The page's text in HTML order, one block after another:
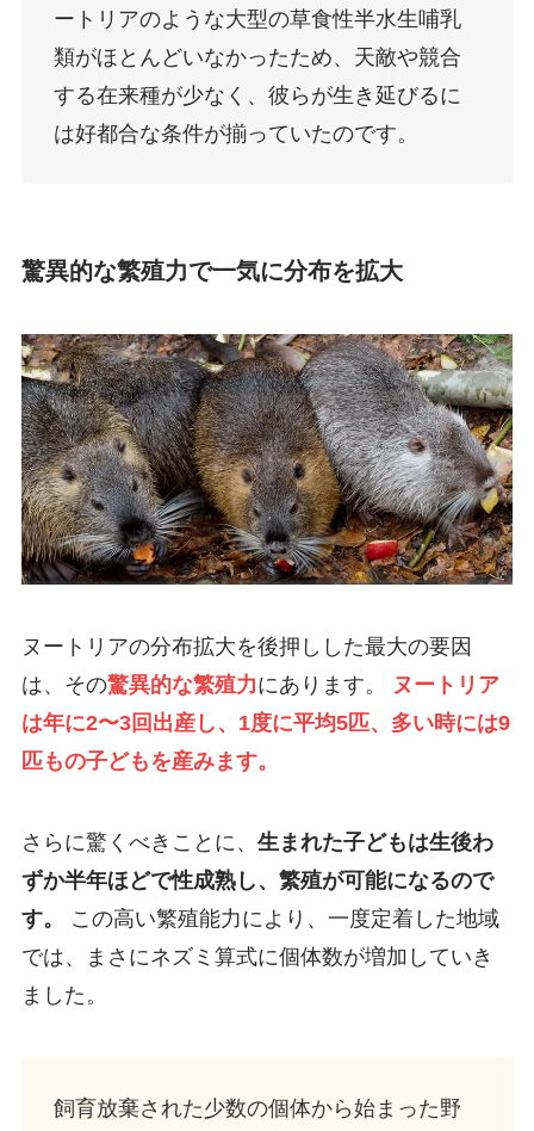
ートリアのような大型の草食性半水生哺乳
類がほとんどいなかったため、天敵や競合
する在来種が少なく、彼らが生き延びるに
は好都合な条件が揃っていたのです。
驚異的な繁殖力で一気に分布を拡大
ヌートリアの分布拡大を後押しした最大の要因
は、その驚異的な繁殖力にあります。
ヌートリア
は年に2〜3回出産し、1度に平均5匹、多い時には9
匹もの子どもを産みます。
さらに驚くべきことに、 生まれた子どもは生後わ
ずか半年ほどで性成熟し、繁殖が可能になるので
す。
この高い繁殖能力により、一度定着した地域
では、まさにネズミ算式に個体数が増加していき
ました。
飼育放棄された少数の個体から始まった野